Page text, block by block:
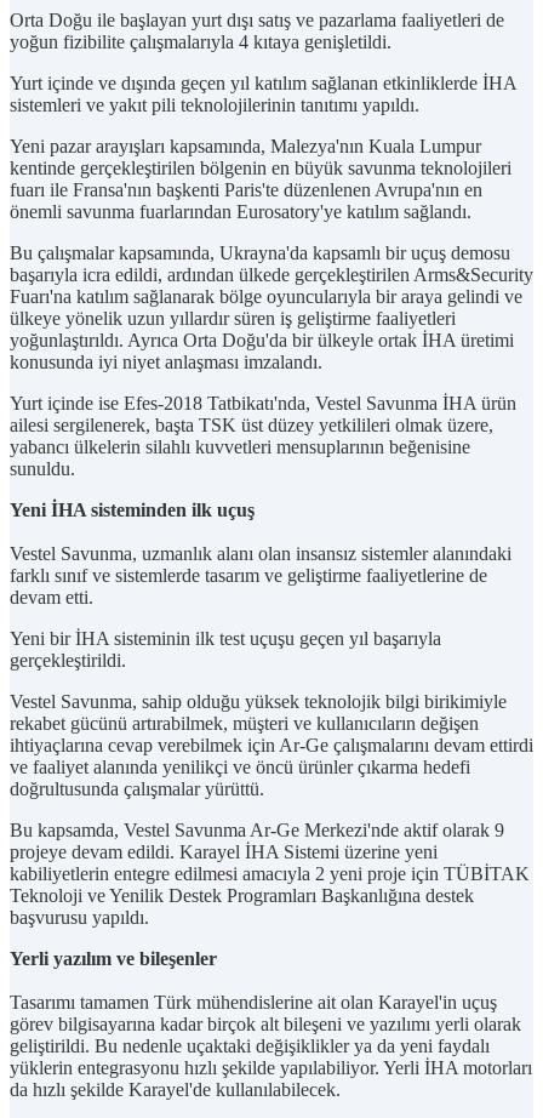
Orta Doğu ile başlayan yurt dışı satış ve pazarlama faaliyetleri de
yoğun fizibilite çalışmalarıyla 4 kıtaya genişletildi.
Yurt içinde ve dışında geçen yıl katılım sağlanan etkinliklerde İHA
sistemleri ve yakıt pili teknolojilerinin tanıtımı yapıldı.
Yeni pazar arayışları kapsamında, Malezya'nın Kuala Lumpur
kentinde gerçekleştirilen bölgenin en büyük savunma teknolojileri
fuarı ile Fransa'nın başkenti Paris'te düzenlenen Avrupa'nın en
önemli savunma fuarlarından Eurosatory'ye katılım sağlandı.
Bu çalışmalar kapsamında, Ukrayna'da kapsamlı bir uçuş demosu
başarıyla icra edildi, ardından ülkede gerçekleştirilen Arms&Security
Fuarı'na katılım sağlanarak bölge oyuncularıyla bir araya gelindi ve
ülkeye yönelik uzun yıllardır süren iş geliştirme faaliyetleri
yoğunlaştırıldı. Ayrıca Orta Doğu'da bir ülkeyle ortak İHA üretimi
konusunda iyi niyet anlaşması imzalandı.
Yurt içinde ise Efes-2018 Tatbikatı'nda, Vestel Savunma İHA ürün
ailesi sergilenerek, başta TSK üst düzey yetkilileri olmak üzere,
yabancı ülkelerin silahlı kuvvetleri mensuplarının beğenisine
sunuldu.
Yeni İHA sisteminden ilk uçuş
Vestel Savunma, uzmanlık alanı olan insansız sistemler alanındaki
farklı sınıf ve sistemlerde tasarım ve geliştirme faaliyetlerine de
devam etti.
Yeni bir İHA sisteminin ilk test uçuşu geçen yıl başarıyla
gerçekleştirildi.
Vestel Savunma, sahip olduğu yüksek teknolojik bilgi birikimiyle
rekabet gücünü artırabilmek, müşteri ve kullanıcıların değişen
ihtiyaçlarına cevap verebilmek için Ar-Ge çalışmalarını devam ettirdi
ve faaliyet alanında yenilikçi ve öncü ürünler çıkarma hedefi
doğrultusunda çalışmalar yürüttü.
Bu kapsamda, Vestel Savunma Ar-Ge Merkezi'nde aktif olarak 9
projeye devam edildi. Karayel İHA Sistemi üzerine yeni
kabiliyetlerin entegre edilmesi amacıyla 2 yeni proje için TÜBİTAK
Teknoloji ve Yenilik Destek Programları Başkanlığına destek
başvurusu yapıldı.
Yerli yazılım ve bileşenler
Tasarımı tamamen Türk mühendislerine ait olan Karayel'in uçuş
görev bilgisayarına kadar birçok alt bileşeni ve yazılımı yerli olarak
geliştirildi. Bu nedenle uçaktaki değişiklikler ya da yeni faydalı
yüklerin entegrasyonu hızlı şekilde yapılabiliyor. Yerli İHA motorları
da hızlı şekilde Karayel'de kullanılabilecek.